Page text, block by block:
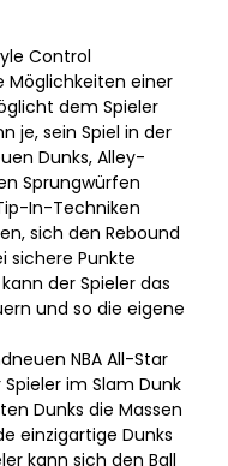
Control
Möglichkeiten einer
dem Spieler
je, sein Spiel in der
Dunks, Alley-
Sprungwürfen
In-Techniken
sich den Rebound
sichere Punkte
der Spieler das
und so die eigene
NBA All-Star
im Slam Dunk
Dunks die Massen
einzigartige Dunks
kann sich den Ball